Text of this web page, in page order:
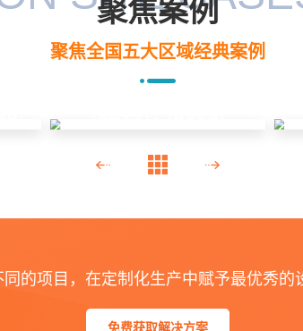
聚焦案例
聚焦全国五大区域经典案例
同的项目，在定制化生产中赋予最优秀的
免费获取解决方案